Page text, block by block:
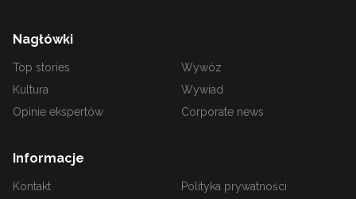
Nagłówki
Top stories
Wywóz
Kultura
Wywiad
Opinie ekspertów
Corporate news
Informacje
Kontakt Polityka prywatności